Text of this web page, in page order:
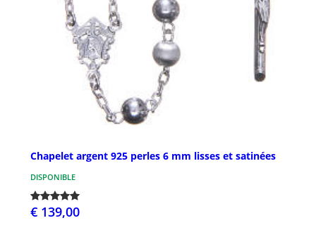
Chapelet argent 925 perles 6 mm lisses et satinées
DISPONIBLE
€ 139,00